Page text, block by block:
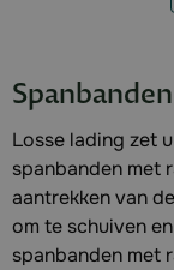
Losse lading zet
spanbanden met
aantrekken van
om te schuiven
spanbanden met